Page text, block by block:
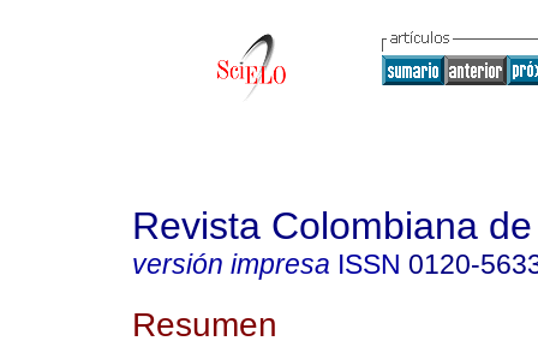
Revista Colombiana
versión impresa ISSN 0120-
Resumen